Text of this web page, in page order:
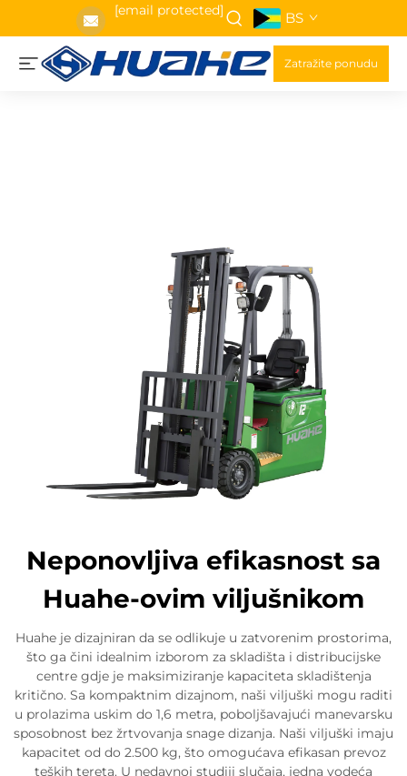
[email protected] BS
Zatražite ponudu
Neponovljiva efikasnost sa
Huahe-ovim viljušnikom
Huahe je dizajniran da se odlikuje u zatvorenim prostorima,
što ga čini idealnim izborom za skladišta i distribucijske
centre gdje je maksimiziranje kapaciteta skladištenja
kritično. Sa kompaktnim dizajnom, naši viljuški mogu raditi
u prolazima uskim do 1,6 metra, poboljšavajući manevarsku
sposobnost bez žrtvovanja snage dizanja. Naši viljuški imaju
kapacitet od do 2.500 kg, što omogućava efikasan prevoz
teških tereta. U nedavnoj studiji slučaja, jedna vodeća